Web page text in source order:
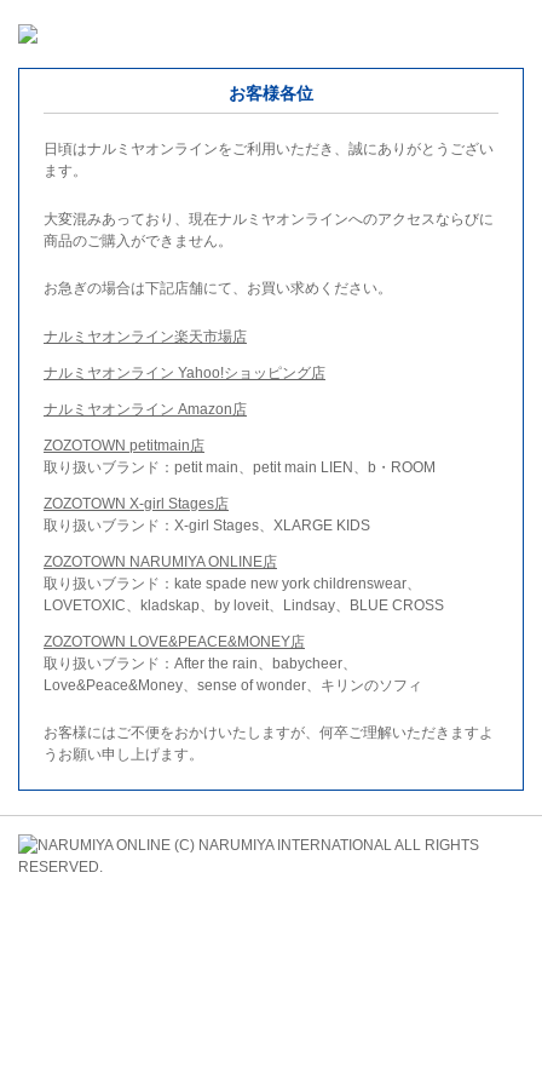
お客様各位
日頃はナルミヤオンラインをご利用いただき、誠にありがとうござい
ます。
大変混みあっており、現在ナルミヤオンラインへのアクセスならびに
商品のご購入ができません。
お急ぎの場合は下記店舗にて、お買い求めください。
ナルミヤオンライン楽天市場店
ナルミヤオンライン Yahoo!ショッピング店
ナルミヤオンライン Amazon店
ZOZOTOWN petitmain店
取り扱いブランド：petit main、petit main LIEN、b・ROOM
ZOZOTOWN X-girl Stages店
取り扱いブランド：X-girl Stages、XLARGE KIDS
ZOZOTOWN NARUMIYA ONLINE店
取り扱いブランド：kate spade new york childrenswear、
LOVETOXIC、kladskap、by loveit、Lindsay、BLUE CROSS
ZOZOTOWN LOVE&PEACE&MONEY店
取り扱いブランド：After the rain、babycheer、
Love&Peace&Money、sense of wonder、キリンのソフィ
お客様にはご不便をおかけいたしますが、何卒ご理解いただきますよ
うお願い申し上げます。